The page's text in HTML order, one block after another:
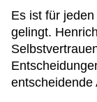
Es ist für
gelingt.
entscheidende